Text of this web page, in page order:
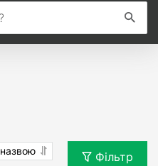
назвою
Фільтр